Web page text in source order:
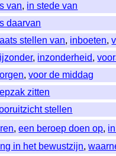
van, in stede van
daarvan
stellen van, inboeten,
, inzonderheid,
,voor de middag
zitten
stellen
,een beroep doen op,
in het bewustzijn,